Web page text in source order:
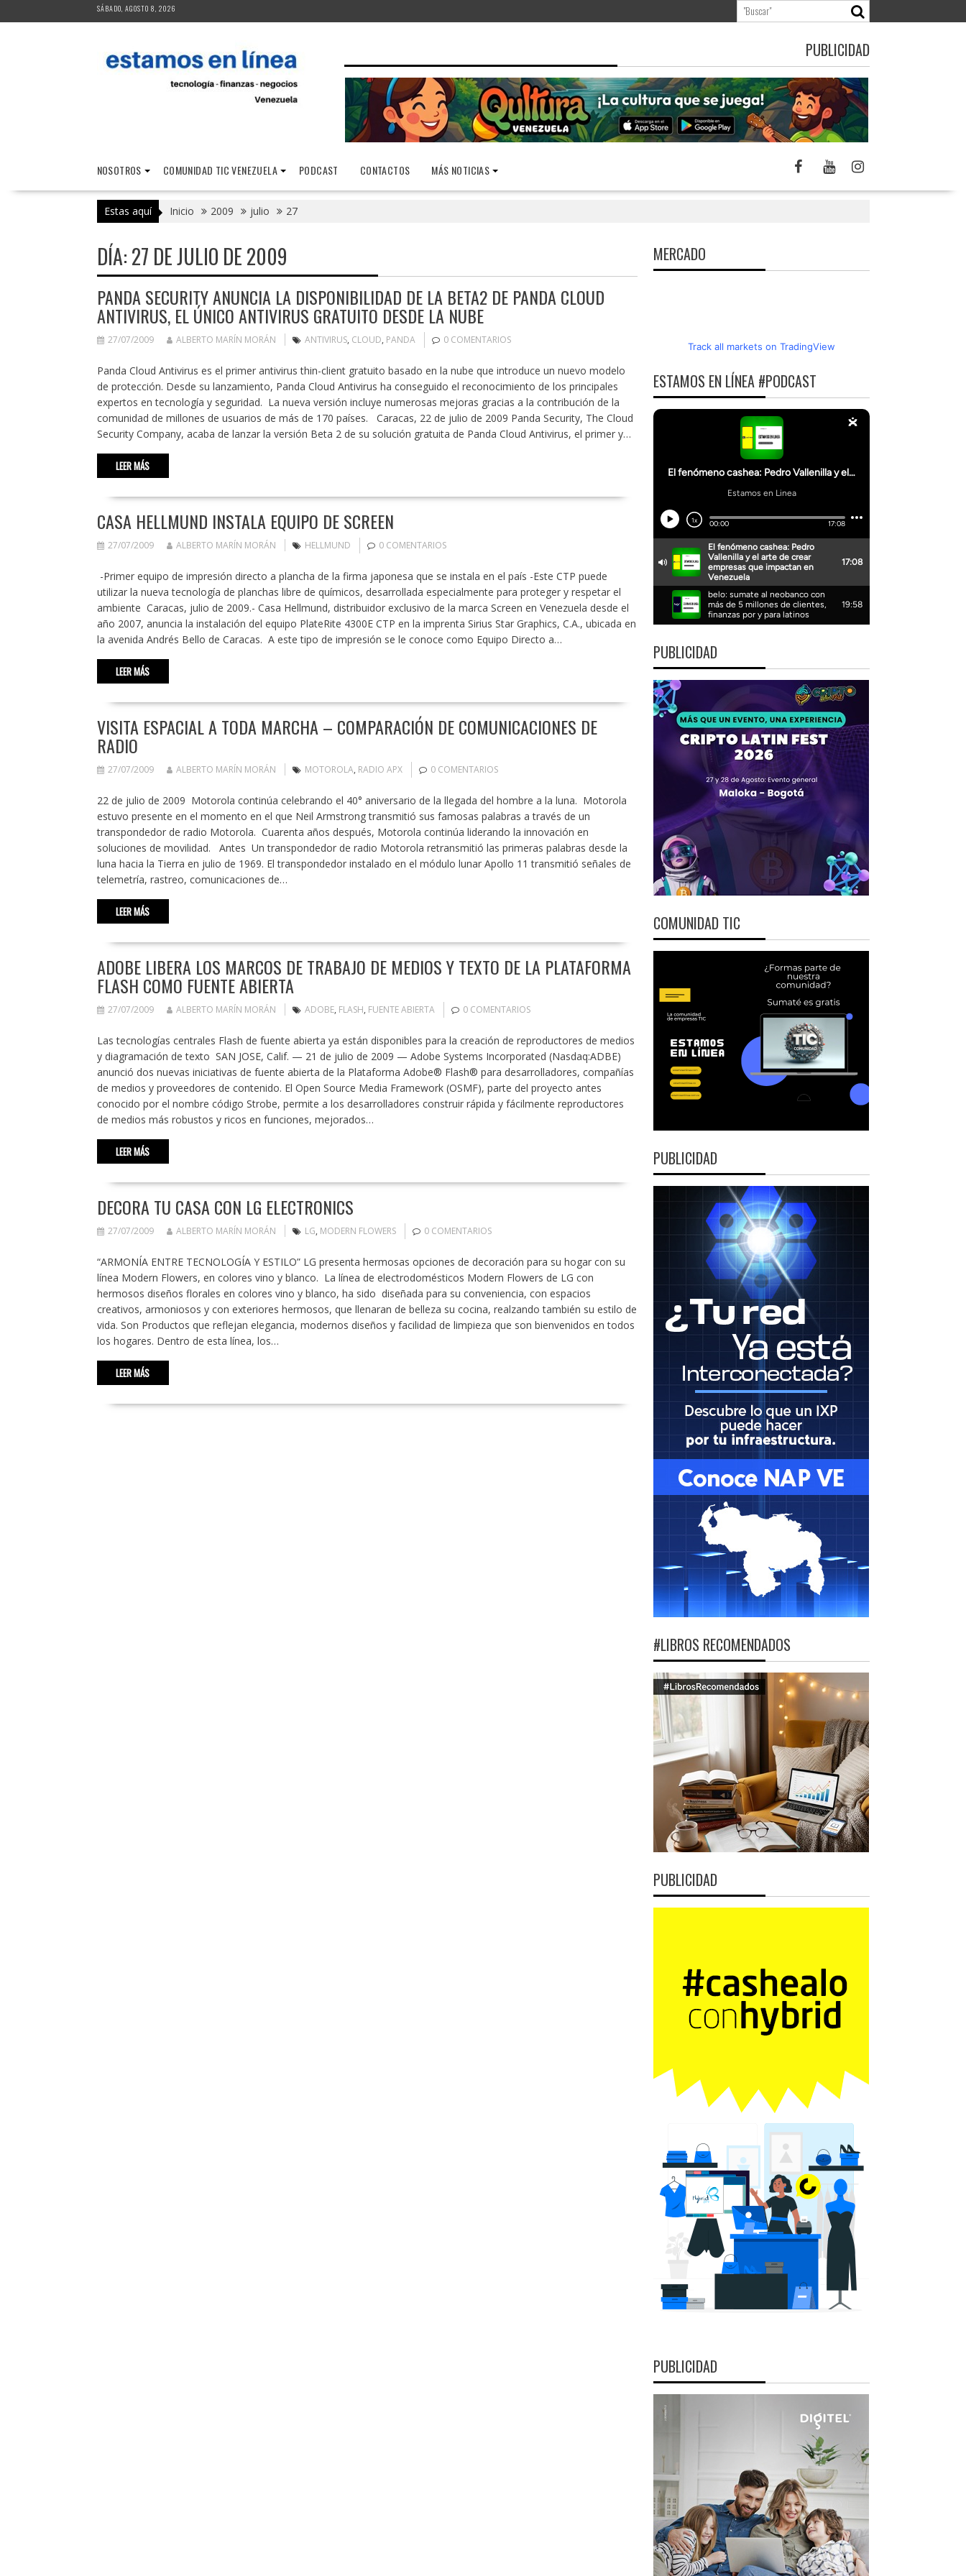
al
SÁBADO, AGOSTO 8, 2026
PUBLICIDAD
NOSOTROS COMUNIDAD TIC VENEZUELA PODCAST CONTACTOS MÁS NOTICIAS
Estas aquí Inicio 2009 julio 27
DÍA:27 DE JULIO DE 2009
PANDA SECURITY ANUNCIA LA DISPONIBILIDAD DE LA BETA2 DE PANDA CLOUD
ANTIVIRUS, EL ÚNICO ANTIVIRUS GRATUITO DESDE LA NUBE
27/07/2009 ALBERTO MARÍN MORÁN ANTIVIRUS, CLOUD, PANDA 0 COMENTARIOS
Panda Cloud Antivirus es el primer antivirus thin-client gratuito basado en la nube que introduce un nuevo modelo
de protección. Desde su lanzamiento, Panda Cloud Antivirus ha conseguido el reconocimiento de los principales
expertos en tecnología y seguridad. La nueva versión incluye numerosas mejoras gracias a la contribución de la
comunidad de millones de usuarios de más de 170 países. Caracas, 22 de julio de 2009 Panda Security, The Cloud
Security Company, acaba de lanzar la versión Beta 2 de su solución gratuita de Panda Cloud Antivirus, el primer y…
LEER MÁS
CASA HELLMUND INSTALA EQUIPO DE SCREEN
27/07/2009 ALBERTO MARÍN MORÁN HELLMUND 0 COMENTARIOS
-Primer equipo de impresión directo a plancha de la firma japonesa que se instala en el país -Este CTP puede
utilizar la nueva tecnología de planchas libre de químicos, desarrollada especialmente para proteger y respetar el
ambiente Caracas, julio de 2009.- Casa Hellmund, distribuidor exclusivo de la marca Screen en Venezuela desde el
año 2007, anuncia la instalación del equipo PlateRite 4300E CTP en la imprenta Sirius Star Graphics, C.A., ubicada en
la avenida Andrés Bello de Caracas. A este tipo de impresión se le conoce como Equipo Directo a…
LEER MÁS
VISITA ESPACIAL A TODA MARCHA – COMPARACIÓN DE COMUNICACIONES DE
RADIO
27/07/2009 ALBERTO MARÍN MORÁN MOTOROLA, RADIO APX 0 COMENTARIOS
22 de julio de 2009 Motorola continúa celebrando el 40° aniversario de la llegada del hombre a la luna. Motorola
estuvo presente en el momento en el que Neil Armstrong transmitió sus famosas palabras a través de un
transpondedor de radio Motorola. Cuarenta años después, Motorola continúa liderando la innovación en
soluciones de movilidad. Antes Un transpondedor de radio Motorola retransmitió las primeras palabras desde la
luna hacia la Tierra en julio de 1969. El transpondedor instalado en el módulo lunar Apollo 11 transmitió señales de
telemetría, rastreo, comunicaciones de…
LEER MÁS
ADOBE LIBERA LOS MARCOS DE TRABAJO DE MEDIOS Y TEXTO DE LA PLATAFORMA
FLASH COMO FUENTE ABIERTA
27/07/2009 ALBERTO MARÍN MORÁN ADOBE, FLASH, FUENTE ABIERTA 0 COMENTARIOS
Las tecnologías centrales Flash de fuente abierta ya están disponibles para la creación de reproductores de medios
y diagramación de texto SAN JOSE, Calif. — 21 de julio de 2009 — Adobe Systems Incorporated (Nasdaq:ADBE)
anunció dos nuevas iniciativas de fuente abierta de la Plataforma Adobe® Flash® para desarrolladores, compañías
de medios y proveedores de contenido. El Open Source Media Framework (OSMF), parte del proyecto antes
conocido por el nombre código Strobe, permite a los desarrolladores construir rápida y fácilmente reproductores
de medios más robustos y ricos en funciones, mejorados…
LEER MÁS
DECORA TU CASA CON LG ELECTRONICS
27/07/2009 ALBERTO MARÍN MORÁN LG, MODERN FLOWERS 0 COMENTARIOS
“ARMONÍA ENTRE TECNOLOGÍA Y ESTILO” LG presenta hermosas opciones de decoración para su hogar con su
línea Modern Flowers, en colores vino y blanco. La línea de electrodomésticos Modern Flowers de LG con
hermosos diseños florales en colores vino y blanco, ha sido diseñada para su conveniencia, con espacios
creativos, armoniosos y con exteriores hermosos, que llenaran de belleza su cocina, realzando también su estilo de
vida. Son Productos que reflejan elegancia, modernos diseños y facilidad de limpieza que son bienvenidos en todos
los hogares. Dentro de esta línea, los…
LEER MÁS
MERCADO
Track all markets on TradingView
ESTAMOS EN LÍNEA #PODCAST
PUBLICIDAD
COMUNIDAD TIC
PUBLICIDAD
#LIBROS RECOMENDADOS
PUBLICIDAD
PUBLICIDAD